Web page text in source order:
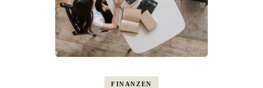
FINANZEN